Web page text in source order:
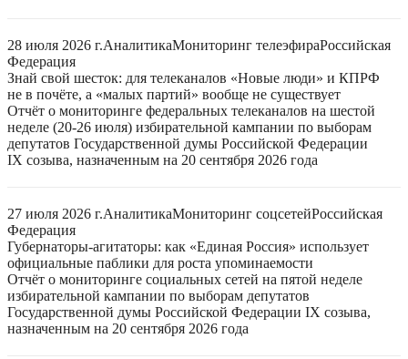
28 июля 2026 г.АналитикаМониторинг телеэфираРоссийская
Федерация
Знай свой шесток: для телеканалов «Новые люди» и КПРФ
не в почёте, а «малых партий» вообще не существует
Отчёт о мониторинге федеральных телеканалов на шестой
неделе (20-26 июля) избирательной кампании по выборам
депутатов Государственной думы Российской Федерации
IX созыва, назначенным на 20 сентября 2026 года
27 июля 2026 г.АналитикаМониторинг соцсетейРоссийская
Федерация
Губернаторы-агитаторы: как «Единая Россия» использует
официальные паблики для роста упоминаемости
Отчёт о мониторинге социальных сетей на пятой неделе
избирательной кампании по выборам депутатов
Государственной думы Российской Федерации IX созыва,
назначенным на 20 сентября 2026 года